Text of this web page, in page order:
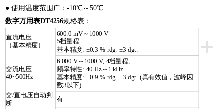
● 使用温度范围广：-10℃～50℃
数字万用表DT4256规格表：
+
直流电压
（基本精度）
600.0 mV～1000 V
5档量程
基本精度: ±0.3 % rdg. ±3 dgt.
交流电压
40~500Hz
6.000 V～1000 V, 4档量程,
频率特性: 40 Hz～1 kHz
基本精度: ±0.9 % rdg. ±3 dgt. (真有效值，波峰因
数3以下)
交/直电压自动判
断
有